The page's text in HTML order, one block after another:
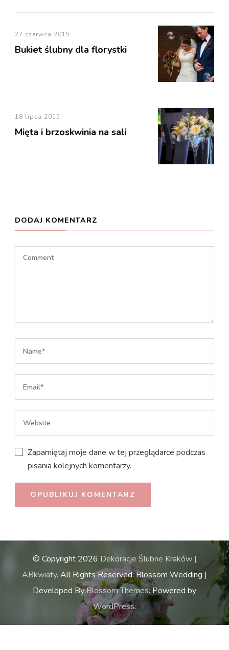
27 czerwca 2015
Bukiet ślubny dla florystki
18 lipca 2015
Mięta i brzoskwinia na sali
DODAJ KOMENTARZ
Zapamiętaj moje dane w tej przeglądarce podczas
pisania kolejnych komentarzy.
© Copyright 2026 Dekoracje Ślubne Kraków |
ABkwiaty. All Rights Reserved.Blossom Wedding |
Developed ByBlossom Themes. Powered by
WordPress.